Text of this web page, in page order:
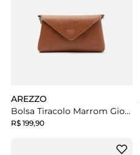
AREZZO
Bolsa Tiracolo Marrom Giorno Pequena Envelope
R$ 199,90